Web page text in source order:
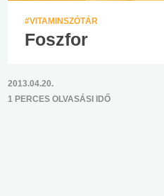
#VITAMINSZÓTÁR
Foszfor
2013.04.20.
1 PERCES OLVASÁSI IDŐ